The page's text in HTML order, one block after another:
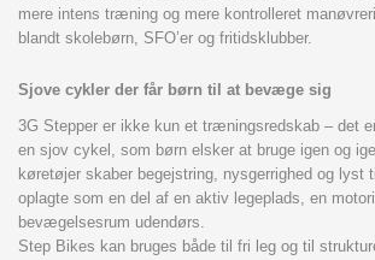
mere intens træning og mere kontrolleret
blandt skolebørn, SFO’er og fritidsklubber.
Sjove cykler der får børn til at bevæge sig
3G Stepper er ikke kun et træningsredskab – det
en sjov cykel, som børn elsker at bruge igen og
køretøjer skaber begejstring, nysgerrighed og lyst
oplagte som en del af en aktiv legeplads, en
bevægelsesrum udendørs.
Step Bikes kan bruges både til fri leg og til